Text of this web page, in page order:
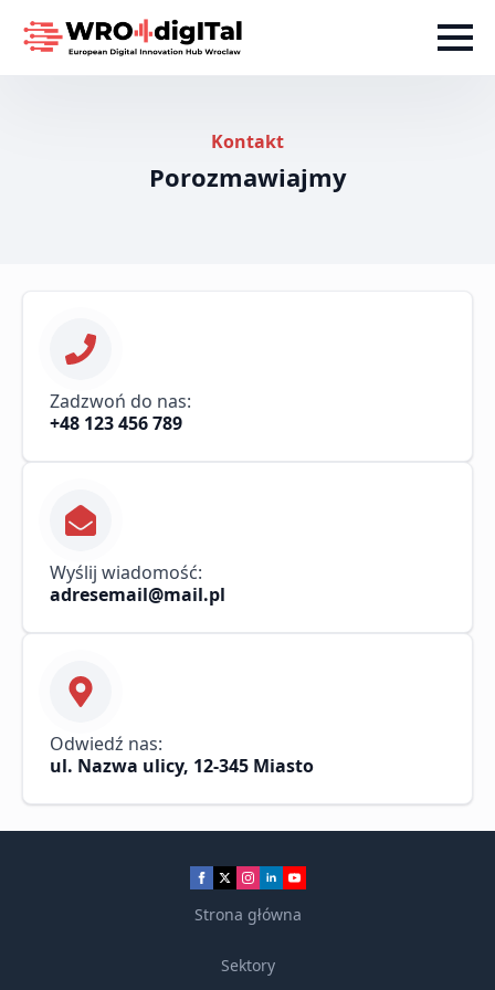
Kontakt
Porozmawiajmy
Zadzwoń do nas:
+48 123 456 789
Wyślij wiadomość:
adresemail@mail.pl
Odwiedź nas:
ul. Nazwa ulicy, 12-345 Miasto
Strona główna
Sektory